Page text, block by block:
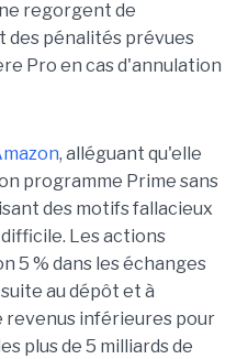
regorgent de
des pénalités prévues
Pro en cas d'annulation
, alléguant qu'elle
programme Prime sans
des motifs fallacieux
Les actions
5 % dans les échanges
au dépôt et à
revenus inférieures pour
plus de 5 milliards de